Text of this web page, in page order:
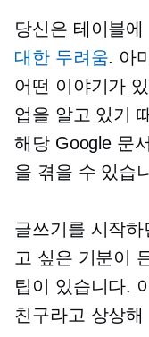
당신은 테이블
대한 두려움. 아
어떤 이야기가
업을 알고 있기
해당 Google 문
을 겪을 수 있습
글쓰기를 시작하
고 싶은 기분이
팁이 있습니다.
친구라고 상상해